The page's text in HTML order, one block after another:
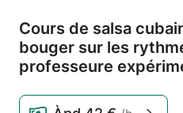
Cours de salsa
bouger sur les
professeure